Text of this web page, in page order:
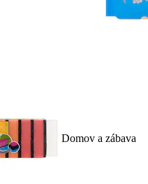
Domov a zábava